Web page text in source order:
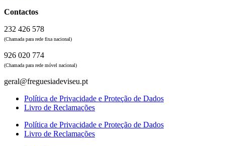
Contactos
232 426 578
(Chamada para rede fixa nacional)
926 020 774
(Chamada para rede móvel nacional)
geral@freguesiadeviseu.pt
Política de Privacidade e Proteção de Dados
Livro de Reclamações
Política de Privacidade e Proteção de Dados
Livro de Reclamações